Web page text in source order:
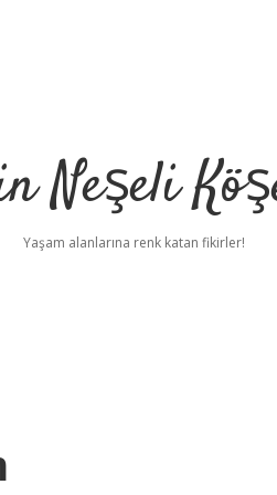
Neşeli
Yaşam alanlarına renk katan fikirler!